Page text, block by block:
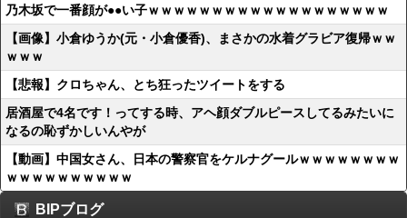
乃木坂で一番顔が●●い子ｗｗｗｗｗｗｗｗｗｗｗｗｗｗｗｗｗｗｗ
【画像】小倉ゆうか(元・小倉優香)、まさかの水着グラビア復帰ｗｗ
ｗｗｗ
【悲報】クロちゃん、とち狂ったツイートをする
居酒屋で4名です！ってする時、アヘ顔ダブルピースしてるみたいに
なるの恥ずかしいんやが
【動画】中国女さん、日本の警察官をケルナグールｗｗｗｗｗｗｗｗ
ｗｗｗｗｗｗｗｗｗｗ
BIPブログ